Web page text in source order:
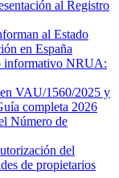
al Registro
al Estado
en España
informativo NRUA:
VAU/1560/2025 y
completa 2026
Número de
del
de propietarios